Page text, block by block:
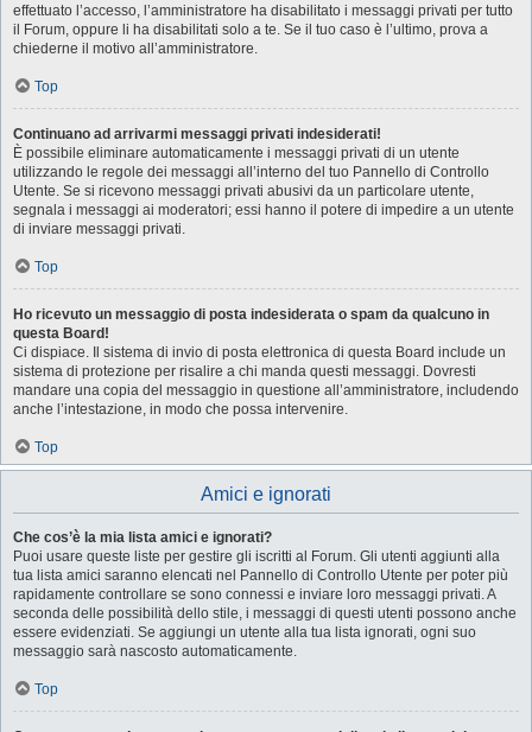
effettuato l’accesso, l’amministratore ha disabilitato i messaggi privati per tutto
il Forum, oppure li ha disabilitati solo a te. Se il tuo caso è l’ultimo, prova a
chiederne il motivo all’amministratore.
Top
Continuano ad arrivarmi messaggi privati indesiderati!
È possibile eliminare automaticamente i messaggi privati ​​di un utente
utilizzando le regole dei messaggi all’interno del tuo Pannello di Controllo
Utente. Se si ricevono messaggi privati ​​abusivi da un particolare utente,
segnala i messaggi ai moderatori; essi hanno il potere di impedire a un utente
di inviare messaggi privati​​.
Top
Ho ricevuto un messaggio di posta indesiderata o spam da qualcuno in
questa Board!
Ci dispiace. Il sistema di invio di posta elettronica di questa Board include un
sistema di protezione per risalire a chi manda questi messaggi. Dovresti
mandare una copia del messaggio in questione all’amministratore, includendo
anche l’intestazione, in modo che possa intervenire.
Top
Amici e ignorati
Che cos’è la mia lista amici e ignorati?
Puoi usare queste liste per gestire gli iscritti al Forum. Gli utenti aggiunti alla
tua lista amici saranno elencati nel Pannello di Controllo Utente per poter più
rapidamente controllare se sono connessi e inviare loro messaggi privati. A
seconda delle possibilità dello stile, i messaggi di questi utenti possono anche
essere evidenziati. Se aggiungi un utente alla tua lista ignorati, ogni suo
messaggio sarà nascosto automaticamente.
Top